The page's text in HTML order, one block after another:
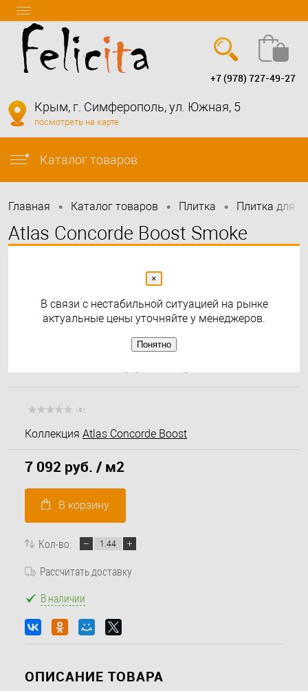
info@felicita-crimea.ru
+7 (978) 727-49-27
Крым, г. Симферополь, ул. Южная, 5
посмотреть на карте
Каталог товаров
Главная • Каталог товаров • Плитка • Плитка для
Atlas Concorde Boost Smoke
( 0 )
Коллекция Atlas Concorde Boost
7 092 руб. / м2
В корзину
Кол-во:
Рассчитать доставку
В наличии
ОПИСАНИЕ ТОВАРА
×
В связи с нестабильной ситуацией на рынке
актуальные цены уточняйте у менеджеров.
Понятно